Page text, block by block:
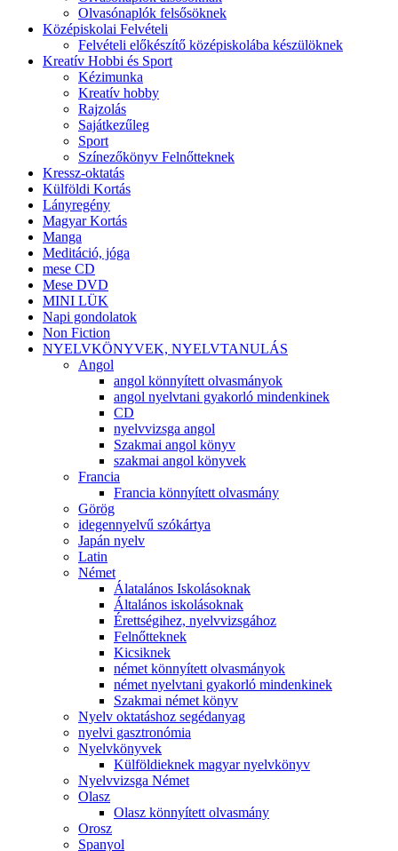
Olvasónaplók felsősöknek
Középiskolai Felvételi
Felvételi előkészítő középiskolába készülöknek
Kreatív Hobbi és Sport
Kézimunka
Kreatív hobby
Rajzolás
Sajátkezűleg
Sport
Színezőkönyv Felnőtteknek
Kressz-oktatás
Külföldi Kortás
Lányregény
Magyar Kortás
Manga
Meditáció, jóga
mese CD
Mese DVD
MINI LÜK
Napi gondolatok
Non Fiction
NYELVKÖNYVEK, NYELVTANULÁS
Angol
angol könnyített olvasmányok
angol nyelvtani gyakorló mindenkinek
CD
nyelvvizsga angol
Szakmai angol könyv
szakmai angol könyvek
Francia
Francia könnyített olvasmány
Görög
idegennyelvű szókártya
Japán nyelv
Latin
Német
Álatalános Iskolásoknak
Általános iskolásoknak
Érettségihez, nyelvvizsgához
Felnőtteknek
Kicsiknek
német könnyített olvasmányok
német nyelvtani gyakorló mindenkinek
Szakmai német könyv
Nyelv oktatáshoz segédanyag
nyelvi gasztronómia
Nyelvkönyvek
Külföldieknek magyar nyelvkönyv
Nyelvvizsga Német
Olasz
Olasz könnyített olvasmány
Orosz
Spanyol